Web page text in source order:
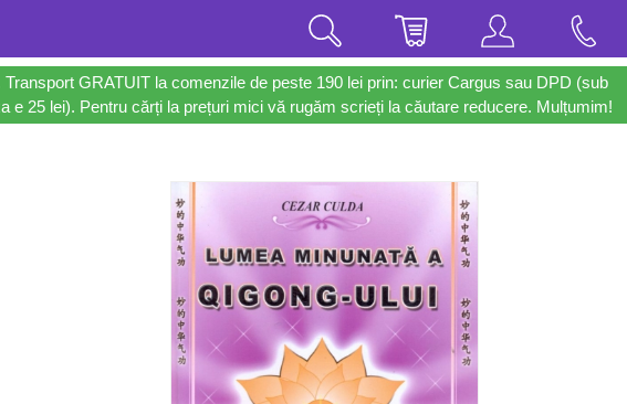
GRATUIT la comenzile de peste 190 lei prin: curier Cargus sau DPD (sub
25 lei). Pentru cărți la prețuri mici vă rugăm scrieți la căutare reducere. Mulțumim!